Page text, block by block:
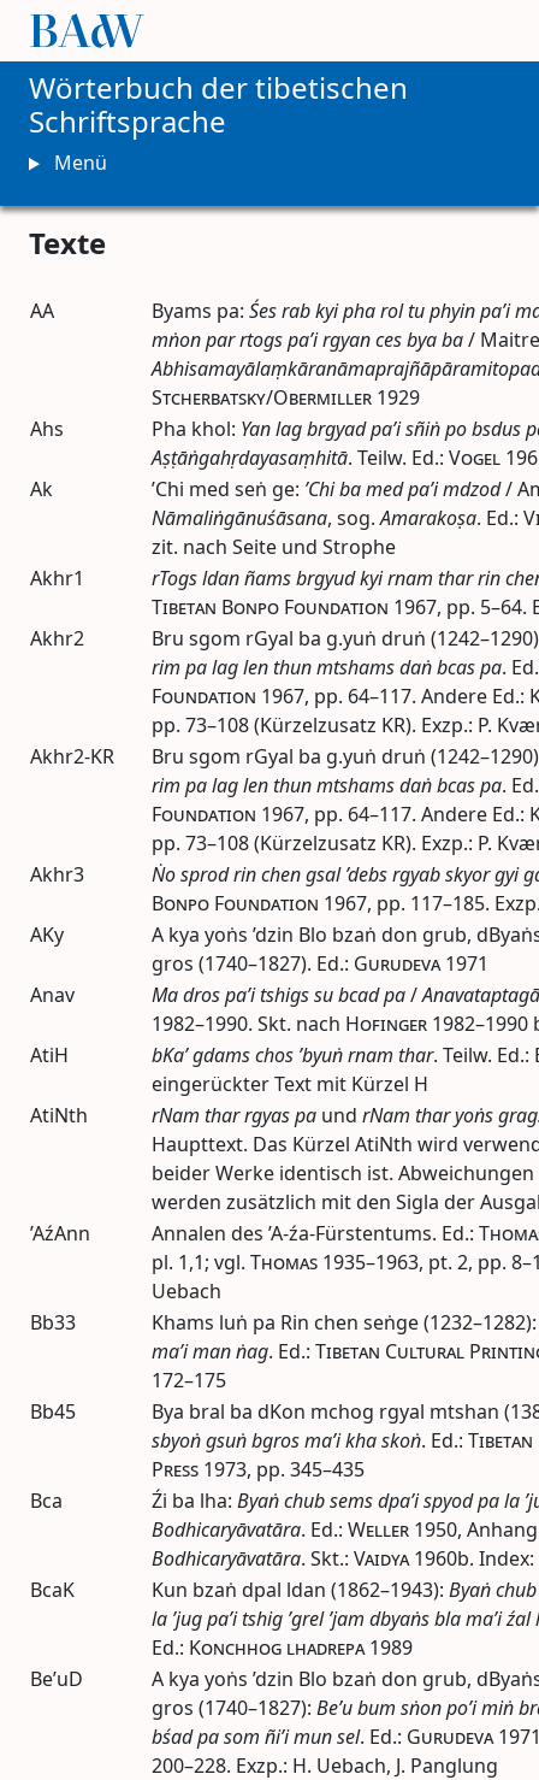
Wörterbuch der tibetischen
Schriftsprache
Menü
Texte
AA Byams pa: Śes rab kyi pha rol tu phyin pa’i
mṅon par rtogs pa’i rgyan ces bya ba/
Stcherbatsky/Obermiller 1929
Ahs
Pha khol: Yan lag brgyad pa’i sñiṅ po bsdus
Aṣṭāṅgahṛdayasaṃhitā. Teilw. Ed.: Vogel
Ak
’Chi med seṅ ge: ’Chi ba med pa’i mdzod/
Nāmaliṅgānuśāsana, sog. Amarakoṣa. Ed.:
zit. nach Seite und Strophe
Akhr1
rTogs ldan ñams brgyud kyi rnam thar rin
Tibetan Bonpo Foundation 1967, pp. 5–64.
Akhr2
Bru sgom rGyal ba g.yuṅ druṅ
rim pa lag len thun mtshams daṅ bcas pa. Ed.
Foundation 1967, pp. 64–117. Andere Ed.:
pp. 73–108 (Kürzelzusatz KR). Exzp.: P.
Akhr2-KR
Bru sgom rGyal ba g.yuṅ druṅ
rim pa lag len thun mtshams daṅ bcas pa. Ed.
Foundation 1967, pp. 64–117. Andere Ed.:
pp. 73–108 (Kürzelzusatz KR). Exzp.: P.
Akhr3
Ṅo sprod rin chen gsal ’debs rgyab skyor gyi
Bonpo Foundation 1967, pp. 117–185.
AKy
A kya yoṅs ’dzin Blo bzaṅ don grub,
gros (1740–1827). Ed.: Gurudeva 1971
Anav
Ma dros pa’i tshigs su bcad pa/
1982–1990. Skt. nach Hofinger 1982–1990
AtiH
bKa’ gdams chos ’byuṅ rnam thar. Teilw. Ed.:
eingerückter Text mit Kürzel H
AtiNth
rNam thar rgyas pa und rNam thar yoṅs
Haupttext. Das Kürzel AtiNth wird
beider Werke identisch ist.
werden zusätzlich mit den Sigla der
’AźAnn
Annalen des ’A-źa-Fürstentums. Ed.:
pl. 1,1; vgl. Thomas 1935–1963, pt. 2, pp.
Uebach
Bb33
Khams luṅ pa Rin chen seṅge
ma’i man ṅag. Ed.: Tibetan Cultural
172–175
Bb45
Bya bral ba dKon mchog rgyal mtshan
sbyoṅ gsuṅ bgros ma’i kha skoṅ. Ed.:
Press 1973, pp. 345–435
Bca
Źi ba lha: Byaṅ chub sems dpa’i spyod pa la
Bodhicaryāvatāra. Ed.: Weller 1950,
Bodhicaryāvatāra. Skt.: Vaidya 1960b. Index:
BcaK
Kun bzaṅ dpal ldan (1862–1943): Byaṅ
la ’jug pa’i tshig ’grel ’jam dbyaṅs bla ma’i
Ed.: Konchhog lhadrepa 1989
Be’uD
A kya yoṅs ’dzin Blo bzaṅ don grub,
gros (1740–1827): Be’u bum sṅon po’i miṅ
bśad pa som ñi’i mun sel. Ed.: Gurudeva
200–228. Exzp.: H. Uebach, J. Panglung